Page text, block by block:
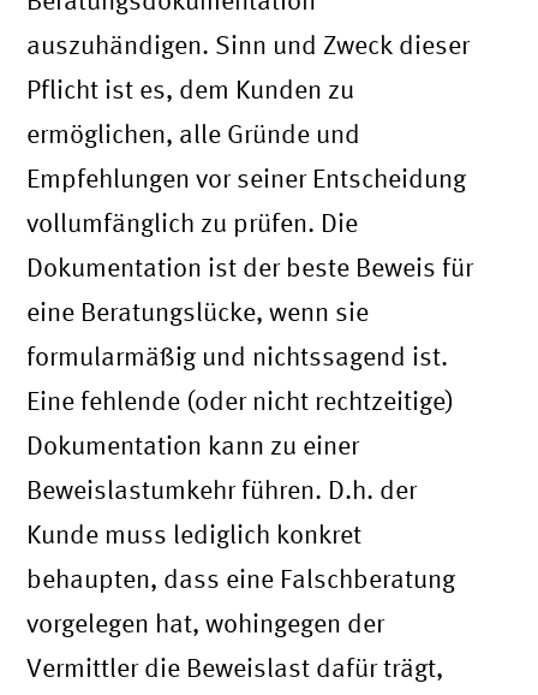
auszuhändigen. Sinn und Zweck dieser
Pflicht ist es, dem Kunden zu
ermöglichen, alle Gründe und
Empfehlungen vor seiner Entscheidung
vollumfänglich zu prüfen. Die
Dokumentation ist der beste Beweis für
eine Beratungslücke, wenn sie
formularmäßig und nichtssagend ist.
Eine fehlende (oder nicht rechtzeitige)
Dokumentation kann zu einer
Beweislastumkehr führen. D.h. der
Kunde muss lediglich konkret
behaupten, dass eine Falschberatung
vorgelegen hat, wohingegen der
Vermittler die Beweislast dafür trägt,